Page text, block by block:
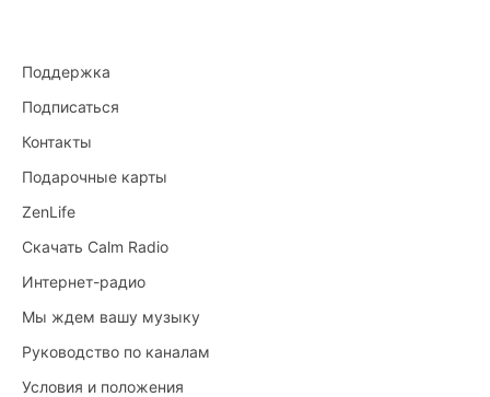
Поддержка
Подписаться
Контакты
Подарочные карты
ZenLife
Скачать Calm Radio
Интернет-радио
Мы ждем вашу музыку
Руководство по каналам
Условия и положения